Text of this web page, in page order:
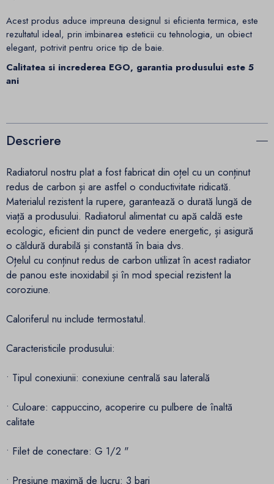
Acest produs aduce impreuna designul si eficienta termica, este
rezultatul ideal, prin imbinarea esteticii cu tehnologia, un obiect
elegant, potrivit pentru orice tip de baie.
Calitatea si increderea EGO, garantia produsului este 5
ani
Descriere
Radiatorul nostru plat a fost fabricat din oțel cu un conținut
redus de carbon și are astfel o conductivitate ridicată.
Materialul rezistent la rupere, garantează o durată lungă de
viață a produsului. Radiatorul alimentat cu apă caldă este
ecologic, eficient din punct de vedere energetic, și asigură
o căldură durabilă și constantă în baia dvs.
Oțelul cu conținut redus de carbon utilizat în acest radiator
de panou este inoxidabil și în mod special rezistent la
coroziune.
Caloriferul nu include termostatul.
Caracteristicile produsului:
• Tipul conexiunii: conexiune centrală sau laterală
• Culoare: cappuccino, acoperire cu pulbere de înaltă
calitate
• Filet de conectare: G 1/2 "
• Presiune maximă de lucru: 3 bari